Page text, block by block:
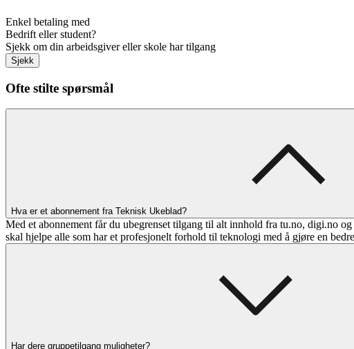
Enkel betaling med
Bedrift eller student?
Sjekk om din arbeidsgiver eller skole har tilgang
Sjekk
Ofte stilte spørsmål
Hva er et abonnement fra Teknisk Ukeblad?
Med et abonnement får du ubegrenset tilgang til alt innhold fra tu.no, digi.no
skal hjelpe alle som har et profesjonelt forhold til teknologi med å gjøre en
Har dere gruppetilgang muligheter?